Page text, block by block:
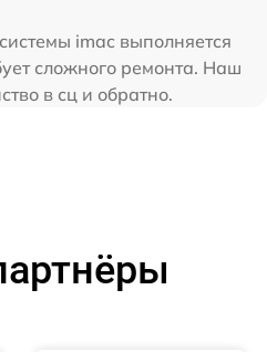
imac выполняется
сложного ремонта. Наш
в сц и обратно.